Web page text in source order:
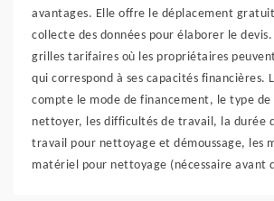
avantages. Elle offre le déplacement
collecte des données pour élaborer le devis.
grilles tarifaires où les propriétaires
qui correspond à ses capacités financières.
compte le mode de financement, le type
nettoyer, les difficultés de travail, la durée
travail pour nettoyage et démoussage, les
matériel pour nettoyage (nécessaire avant